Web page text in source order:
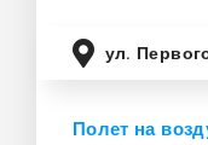
ул. Первого
Полет на